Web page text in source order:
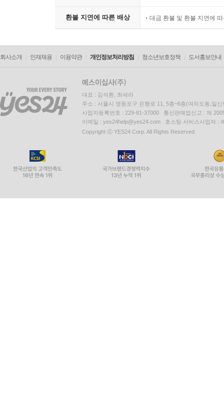
환불 지연에 따른 배상 대금 환불 및 환불 지연에
회사소개 인재채용 이용약관 개인정보처리방침 청소년보호정책 도서홍보안내
대표 : 김석환, 최세라
주소 : 서울시 영등포구 은행로 11, 5층~6층(여의도동,일신
사업자등록번호 : 229-81-37000 통신판매업신고 : 제
이메일 : yes24help@yes24.com 호스팅 서비스사업자 :
Copyright ⓒ YES24 Corp. All Rights Reserved.